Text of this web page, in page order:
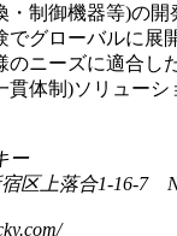
・制御機器等)の
でグローバルに展
のニーズに適合し
貫体制)ソリューシ
ー
宿区上落合1-16-7